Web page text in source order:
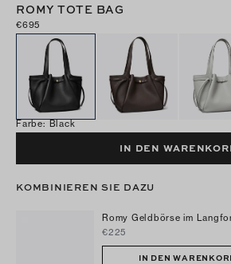
ROMY TOTE BAG
€695
Farbe: Black
IN DEN
KOMBINIEREN SIE DAZU
Romy Geldbörse im
€225
IN DEN